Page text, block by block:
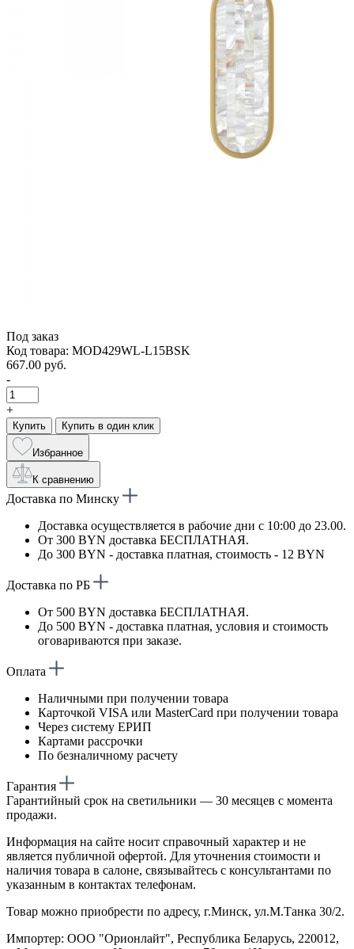
Под заказ
Код товара: MOD429WL-L15BSK
667.00 руб.
-
+
Купить Купить в один клик
Избранное
К сравнению
Доставка по Минску
Доставка осуществляется в рабочие дни с 10:00 до 23.00.
От 300 BYN доставка БЕСПЛАТНАЯ.
До 300 BYN - доставка платная, стоимость - 12 BYN
Доставка по РБ
От 500 BYN доставка БЕСПЛАТНАЯ.
До 500 BYN - доставка платная, условия и стоимость
оговариваются при заказе.
Оплата
Наличными при получении товара
Карточкой VISA или MasterCard при получении товара
Через систему ЕРИП
Картами рассрочки
По безналичному расчету
Гарантия
Гарантийный срок на светильники — 30 месяцев с момента
продажи.
Информация на сайте носит справочный характер и не
является публичной офертой. Для уточнения стоимости и
наличия товара в салоне, связывайтесь с консультантами по
указанным в контактах телефонам.
Товар можно приобрести по адресу, г.Минск, ул.М.Танка 30/2.
Импортер: ООО "Орионлайт", Республика Беларусь, 220012,